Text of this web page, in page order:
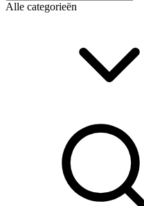
Alle categorieën